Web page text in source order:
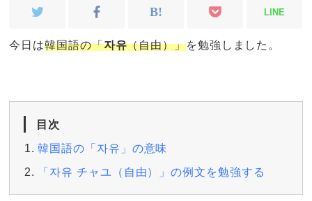
LINE
今日は韓国語の「자유（自由）」を勉強しました。
目次
韓国語の「자유」の意味
「자유 チャユ（自由）」の例文を勉強する